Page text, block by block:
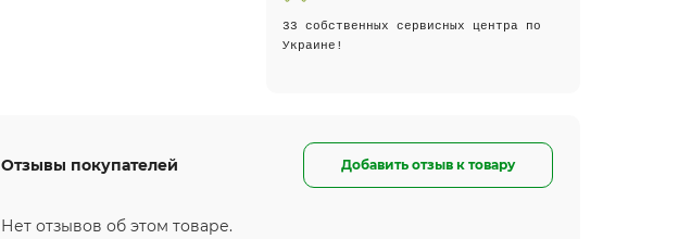
33 собственных сервисных центра по
Украине!
Отзывы покупателей Добавить отзыв к товару
Нет отзывов об этом товаре.